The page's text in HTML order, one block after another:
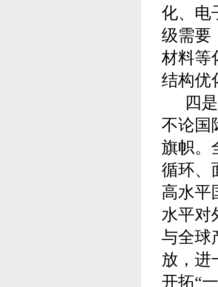
化、电
级需要
材料等
结构优
四
不论国
旗帜。
循环、
高水平
水平对
与全球
放，进
开拓“